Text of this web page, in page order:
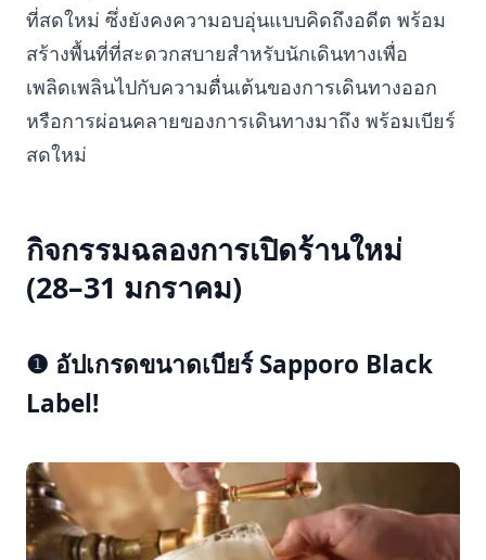
ที่สดใหม่ ซึ่งยังคงความอบอุ่นแบบคิดถึงอดีต พร้อม
สร้างพื้นที่ที่สะดวกสบายสำหรับนักเดินทางเพื่อ
เพลิดเพลินไปกับความตื่นเต้นของการเดินทางออก
หรือการผ่อนคลายของการเดินทางมาถึง พร้อมเบียร์
สดใหม่
กิจกรรมฉลองการเปิดร้านใหม่
(28–31 มกราคม)
❶ อัปเกรดขนาดเบียร์ Sapporo Black
Label!